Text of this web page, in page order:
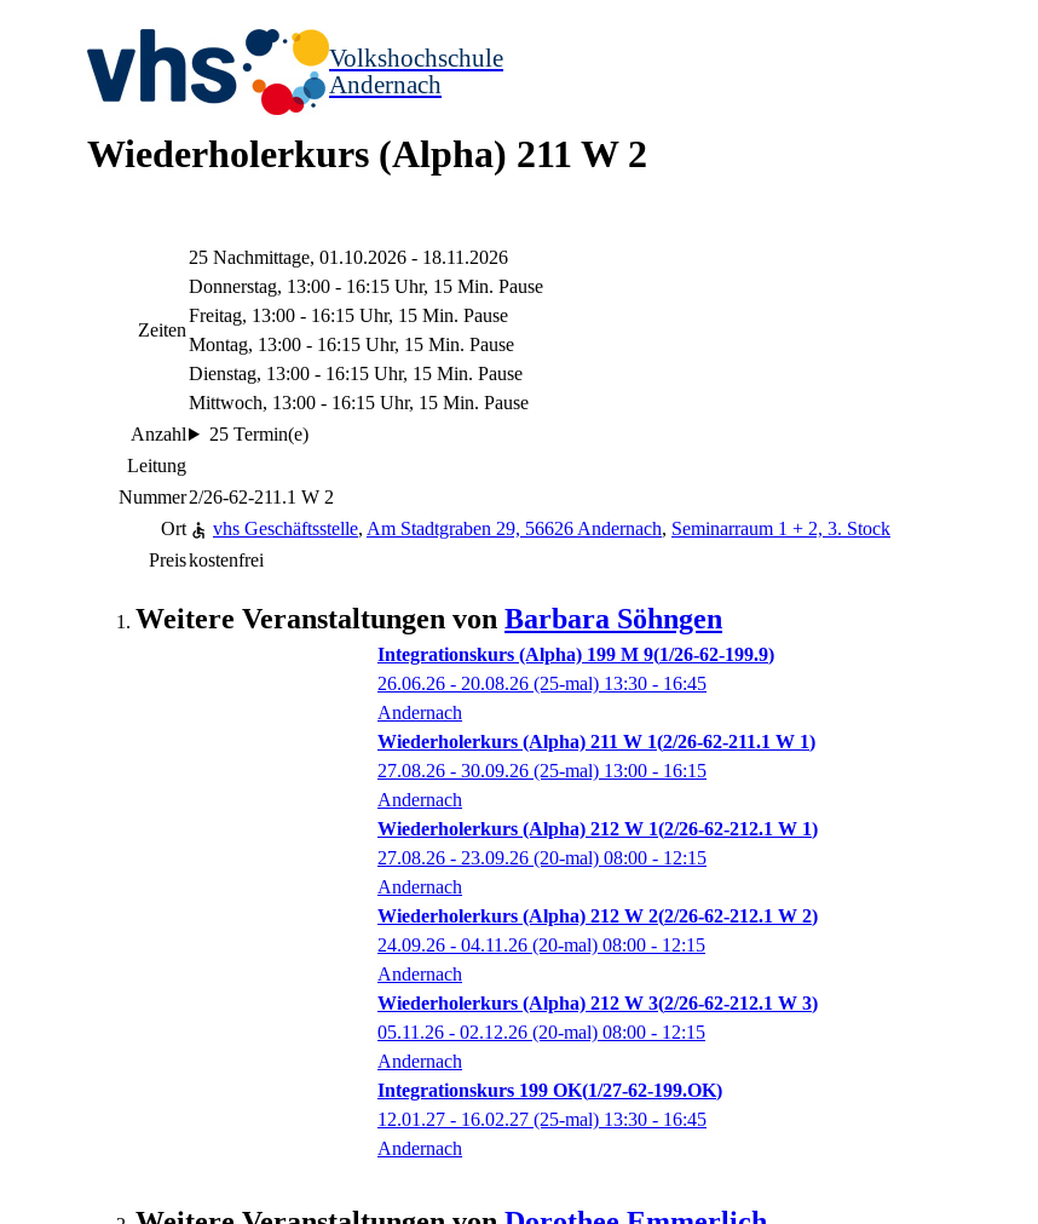
Volkshochschule
Andernach
Wiederholerkurs (Alpha) 211 W 2
Zeiten
25 Nachmittage, 01.10.2026 - 18.11.2026
Donnerstag, 13:00 - 16:15 Uhr, 15 Min. Pause
Freitag, 13:00 - 16:15 Uhr, 15 Min. Pause
Montag, 13:00 - 16:15 Uhr, 15 Min. Pause
Dienstag, 13:00 - 16:15 Uhr, 15 Min. Pause
Mittwoch, 13:00 - 16:15 Uhr, 15 Min. Pause
Anzahl
25 Termin(e)
Leitung
Nummer2/26-62-211.1 W 2
Ort
vhs Geschäftsstelle, Am Stadtgraben 29, 56626 Andernach, Seminarraum 1 + 2, 3. Stock
Preiskostenfrei
Weitere Veranstaltungen von Barbara Söhngen
Integrationskurs (Alpha) 199 M 9 1/26-62-199.9
26.06.26 - 20.08.26 (25-mal) 13:30 - 16:45
Andernach
Wiederholerkurs (Alpha) 211 W 1 2/26-62-211.1 W 1
27.08.26 - 30.09.26 (25-mal) 13:00 - 16:15
Andernach
Wiederholerkurs (Alpha) 212 W 1 2/26-62-212.1 W 1
27.08.26 - 23.09.26 (20-mal) 08:00 - 12:15
Andernach
Wiederholerkurs (Alpha) 212 W 2 2/26-62-212.1 W 2
24.09.26 - 04.11.26 (20-mal) 08:00 - 12:15
Andernach
Wiederholerkurs (Alpha) 212 W 3 2/26-62-212.1 W 3
05.11.26 - 02.12.26 (20-mal) 08:00 - 12:15
Andernach
Integrationskurs 199 OK 1/27-62-199.OK
12.01.27 - 16.02.27 (25-mal) 13:30 - 16:45
Andernach